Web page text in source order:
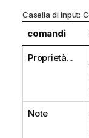
Casella di input:
comandi
Proprietà...
Note